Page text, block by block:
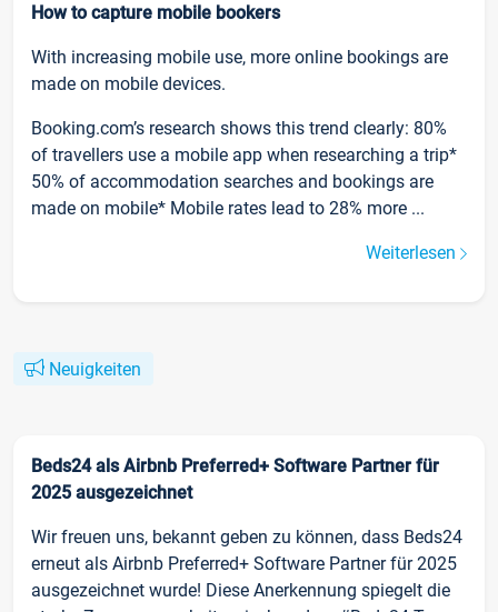
How to capture mobile bookers
With increasing mobile use, more online bookings are
made on mobile devices.
Booking.com’s research shows this trend clearly: 80%
of travellers use a mobile app when researching a trip*
50% of accommodation searches and bookings are
made on mobile* Mobile rates lead to 28% more ...
Weiterlesen
Neuigkeiten
Beds24 als Airbnb Preferred+ Software Partner für
2025 ausgezeichnet
Wir freuen uns, bekannt geben zu können, dass Beds24
erneut als Airbnb Preferred+ Software Partner für 2025
ausgezeichnet wurde! Diese Anerkennung spiegelt die